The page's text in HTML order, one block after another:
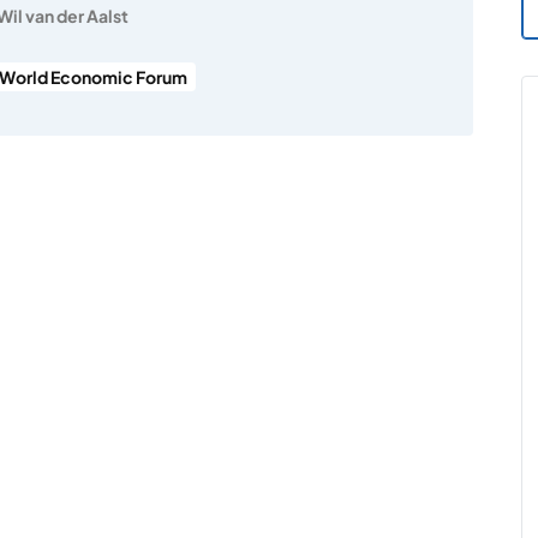
van der Aalst
World Economic Forum